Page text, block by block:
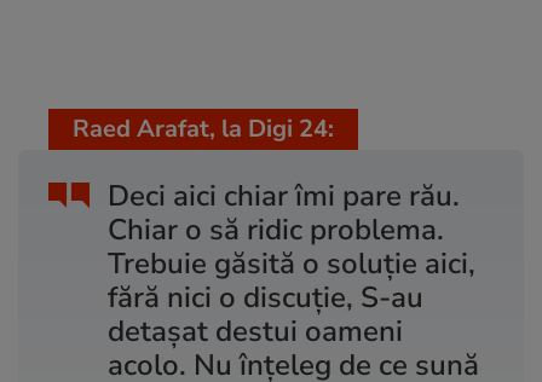
Deci aici chiar îmi pare rău.
Chiar o să ridic problema.
Trebuie găsită o soluție aici,
fără nici o discuție, S-au
detașat destui oameni
acolo. Nu înțeleg de ce sună
Raed Arafat, la Digi 24: